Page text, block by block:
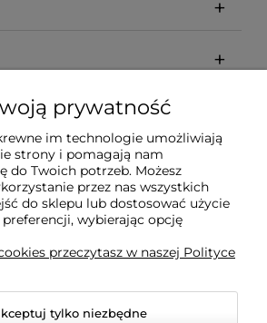
z informacji zapisanych za pomocą
do obsługi strony
statystyk. Korzystanie z witryny
Twojej przeglądarki oznacza, że będą
Twoim urządzeniu
że zawsze możesz zmienić te
znajdziesz w:
opinie o naszych produktach
prywatność
im technologie umożliwiają
strony i pomagają nam
do Twoich potrzeb. Możesz
przez nas wszystkich
do sklepu lub dostosować użycie
wybierając opcję
przeczytasz w naszej Polityce
tylko niezbędne